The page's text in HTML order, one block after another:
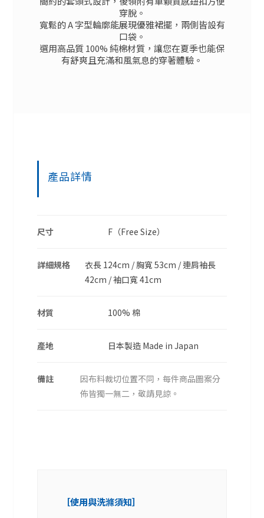
穿脫。
寬鬆的 A 字型輪廓能展現優雅裙擺，兩側皆設有
口袋。
選用高品質 100% 純棉材質，讓您在夏季也能保
有舒爽且充滿和風氣息的穿著體驗。
產品詳情
尺寸 F（Free Size）
詳細規格
衣長 124cm / 胸寬 53cm / 連肩袖長
42cm / 袖口寬 41cm
材質 100% 棉
產地 日本製造 Made in Japan
備註
因布料裁切位置不同，每件商品圖案分
佈皆獨一無二，敬請見諒。
［使用與洗滌須知］